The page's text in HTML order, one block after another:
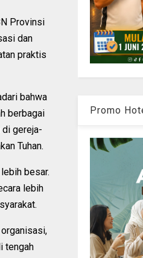
Provinsi
dan
praktis
bahwa
berbagai
gereja-
Tuhan.
besar.
lebih
tengah
Promo